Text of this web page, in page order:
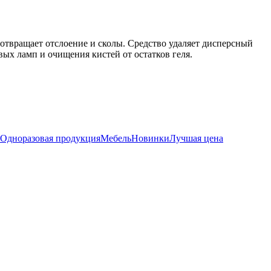
отслоение и сколы. Средство удаляет дисперсный
ламп и очищения кистей от остатков геля.
Одноразовая продукцияМебельНовинкиЛучшая цена